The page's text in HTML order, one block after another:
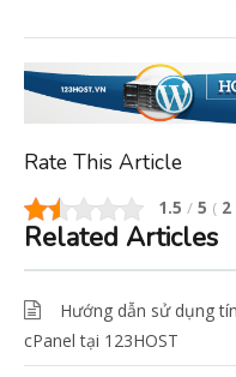
Rate This Article
1.5 / 5 ( 2
Related Articles
Hướng dẫn sử dụng
cPanel tại 123HOST